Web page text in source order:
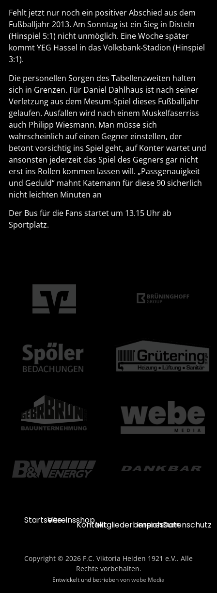
Fehlt jetzt nur noch ein positiver Abschied aus dem
Fußballjahr 2013. Am Sonntag ist ein Sieg in Disteln
(Hinspiel 5:1) nicht unmöglich. Eine Woche später
kommt YEG Hassel in das Volksbank-Stadion (Hinspiel
3:1).
Die personellen Sorgen des Tabellenzweiten halten
sich in Grenzen. Für Daniel Dahlhaus ist nach seiner
Verletzung aus dem Mesum-Spiel dieses Fußballjahr
gelaufen. Ausfallen wird nach einem Muskelfaserriss
auch Philipp Wiesmann. Man müsse sich
wahrscheinlich auf einen Gegner einstellen, der
betont vorsichtig ins Spiel geht, auf Konter wartet und
ansonsten jederzeit das Spiel des Gegners gar nicht
erst ins Rollen kommen lassen will. „Passgenauigkeit
und Geduld“ mahnt Katemann für diese 90 sicherlich
nicht leichten Minuten an
Der Bus für die Fans startet um 13.15 Uhr ab
Sportplatz.
StartseiteVereinsshop
KontaktMitgliederbereich
ImpressumDatenschutz
Copyright © 2026 F.C. Viktoria Heiden 1921 e.V.. Alle
Rechte vorbehalten.
Entwickelt und betrieben vonwebe Media